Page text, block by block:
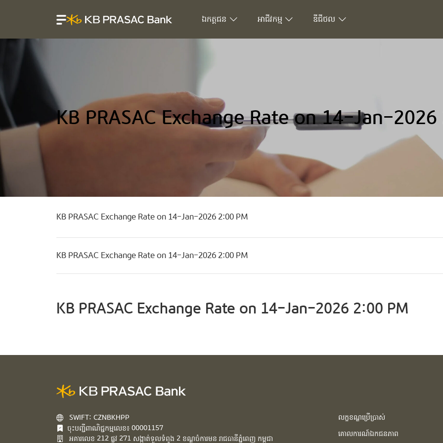
ឯកត្តជន អាជីវកម្ម ឌីជីថល
KB PRASAC Exchange Rate on 14-Jan-
KB PRASAC Exchange Rate on 14-Jan-2026 2:00 PM
KB PRASAC Exchange Rate on 14-Jan-2026 2:00 PM
KB PRASAC Exchange Rate on 14-Jan-2026 2:00 PM
SWIFT: CZNBKHPP
ចុះបញ្ជីពាណិជ្ជកម្មលេខ៖ 00001157
អគារ​លេខ​ 212 ផ្លូវ 271 សង្កាត់ទួលទំពូង 2 ខណ្ឌចំការមន រាជធានីភ្នំពេញ កម្ពុជា​
លក្ខខណ្ឌប្រើប្រាស់
គោលការណ៍ឯកជនភាព